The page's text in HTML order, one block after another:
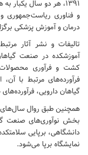
۱۳۹۱، هر دو سال
و فناوری ریاست‌جمهوری
درمان و آموزش پزشکی
تالیفات و نشر آثار
آموزشکده در صنعت
کشت و فرآوری محصولات
فرآورده‌های مرتبط با
گیاهان دارویی،
همچنین طبق روال
بخش نوآوری‌های صنعت
دانشگاهی، برپایی
نمایشگاه برپا می‌شود.